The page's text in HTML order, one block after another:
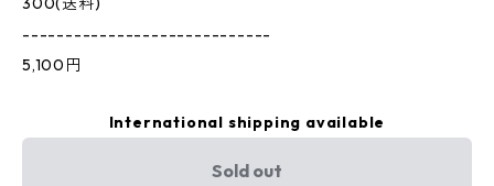
-----------------------------
5,100円
International shipping available
Sold out